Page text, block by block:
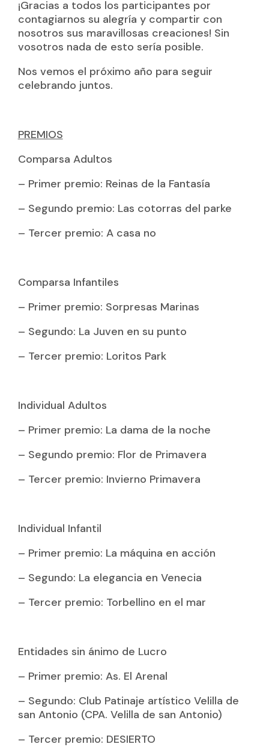
¡Gracias a todos los participantes por
contagiarnos su alegría y compartir con
nosotros sus maravillosas creaciones! Sin
vosotros nada de esto sería posible.
Nos vemos el próximo año para seguir
celebrando juntos.
PREMIOS
Comparsa Adultos
– Primer premio: Reinas de la Fantasía
– Segundo premio: Las cotorras del parke
– Tercer premio: A casa no
Comparsa Infantiles
– Primer premio: Sorpresas Marinas
– Segundo: La Juven en su punto
– Tercer premio: Loritos Park
Individual Adultos
– Primer premio: La dama de la noche
– Segundo premio: Flor de Primavera
– Tercer premio: Invierno Primavera
Individual Infantil
– Primer premio: La máquina en acción
– Segundo: La elegancia en Venecia
– Tercer premio: Torbellino en el mar
Entidades sin ánimo de Lucro
– Primer premio: As. El Arenal
– Segundo: Club Patinaje artístico Velilla de
san Antonio (CPA. Velilla de san Antonio)
– Tercer premio: DESIERTO